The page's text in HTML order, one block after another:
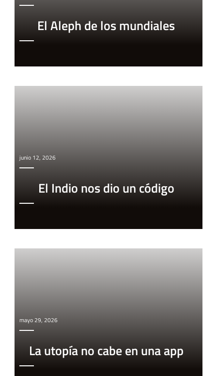
El Aleph de los mundiales
junio 12, 2026
El Indio nos dio un código
mayo 29, 2026
La utopía no cabe en una app